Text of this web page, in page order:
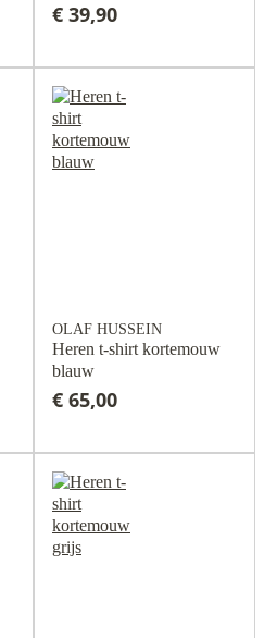
€ 39,90
OLAF HUSSEIN
Heren t-shirt kortemouw
blauw
€ 65,00